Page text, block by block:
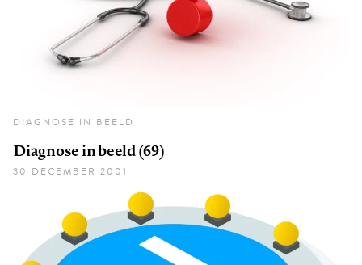
DIAGNOSE IN BEELD
Diagnose in beeld (69)
30 DECEMBER 2001